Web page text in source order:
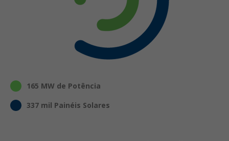
165 MW de Potência
337 mil Painéis Solares